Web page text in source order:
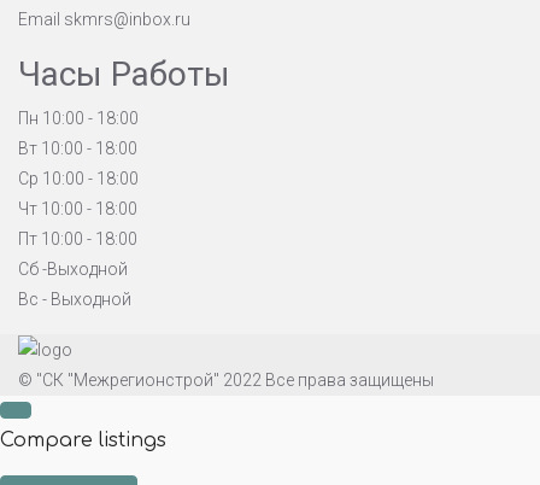
Email skmrs@inbox.ru
Часы Работы
Пн 10:00 - 18:00
Вт 10:00 - 18:00
Ср 10:00 - 18:00
Чт 10:00 - 18:00
Пт 10:00 - 18:00
Сб -Выходной
Вс - Выходной
© "СК "Межрегионстрой" 2022 Все права защищены
Compare listings